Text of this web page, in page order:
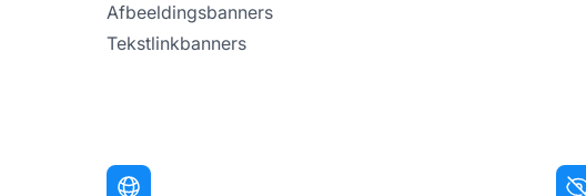
Afbeeldingsbanners
Tekstlinkbanners